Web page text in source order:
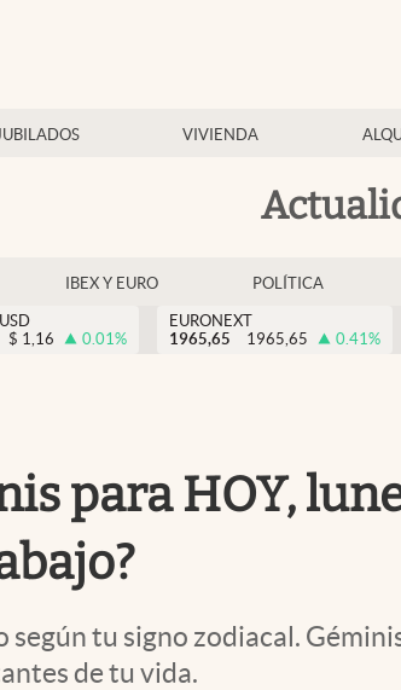
VIVIENDA
IBEX Y EURO POLÍTICA
$ 1,16 0.01%
EURONEXT
1965,65
1965,65 0.41%
para HOY,
tu signo zodiacal.
de tu vida.